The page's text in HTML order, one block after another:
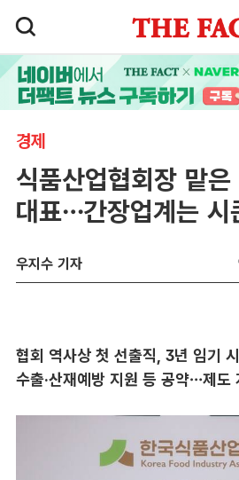
경제
식품산업협회장 맡
대표…간장업계는 시
우지수 기자
협회 역사상 첫 선출직, 3년 임기
수출·산재예방 지원 등 공약…제도